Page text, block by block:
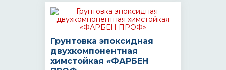
Грунтовка эпоксидная
двухкомпонентная
химстойкая «ФАРБЕН